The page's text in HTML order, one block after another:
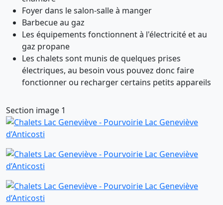
Foyer dans le salon-salle à manger
Barbecue au gaz
Les équipements fonctionnent à l'électricité et au
gaz propane
Les chalets sont munis de quelques prises
électriques, au besoin vous pouvez donc faire
fonctionner ou recharger certains petits appareils
Section image 1